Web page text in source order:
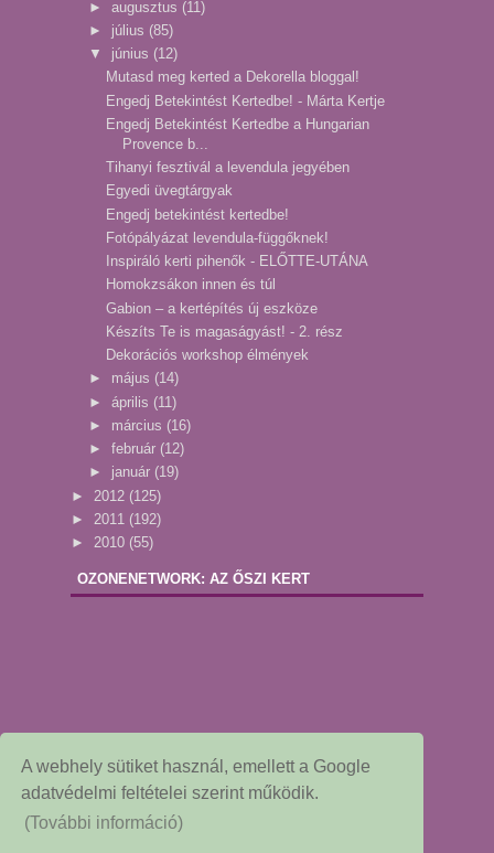
A webhely sütiket használ, emellett a Google
adatvédelmi feltételei szerint működik.
(További információ)
► augusztus (11)
► július (85)
▼ június (12)
Mutasd meg kerted a Dekorella bloggal!
Engedj Betekintést Kertedbe! - Márta Kertje
Engedj Betekintést Kertedbe a Hungarian
Provence b...
Tihanyi fesztivál a levendula jegyében
Egyedi üvegtárgyak
Engedj betekintést kertedbe!
Fotópályázat levendula-függőknek!
Inspiráló kerti pihenők - ELŐTTE-UTÁNA
Homokzsákon innen és túl
Gabion – a kertépítés új eszköze
Készíts Te is magaságyást! - 2. rész
Dekorációs workshop élmények
► május (14)
► április (11)
► március (16)
► február (12)
► január (19)
► 2012 (125)
► 2011 (192)
► 2010 (55)
OZONENETWORK: AZ ŐSZI KERT